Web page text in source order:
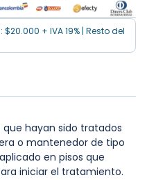
+ IVA 19% | Resto del
que hayan sido tratados
o mantenedor de tipo
en pisos que
iniciar el tratamiento.